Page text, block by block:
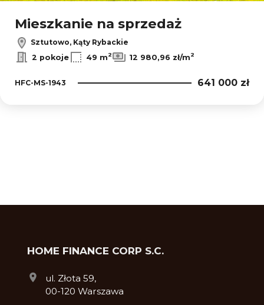
Mieszkanie na sprzedaż
Sztutowo, Kąty Rybackie
2 pokoje
49 m2 12 980,96 zł/m2
HFC-MS-1943 641 000 zł
HOME FINANCE CORP S.C.
ul. Złota 59,
00-120 Warszawa